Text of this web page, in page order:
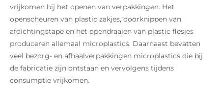
vrijkomen bij het openen van verpakkingen. Het
openscheuren van plastic zakjes, doorknippen van
afdichtingstape en het opendraaien van plastic flesjes
produceren allemaal microplastics. Daarnaast bevatten
veel bezorg- en afhaalverpakkingen microplastics die bij
de fabricatie zijn ontstaan en vervolgens tijdens
consumptie vrijkomen.